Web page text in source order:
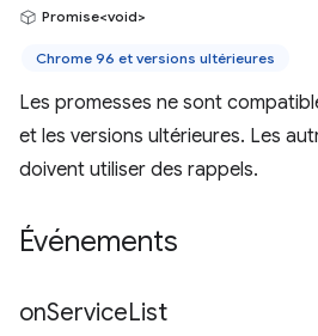
Promise<void>
Chrome 96 et versions ultérieures
Les promesses ne sont
et les versions ultérieures. Les
doivent utiliser des rappels.
Événements
onServiceList